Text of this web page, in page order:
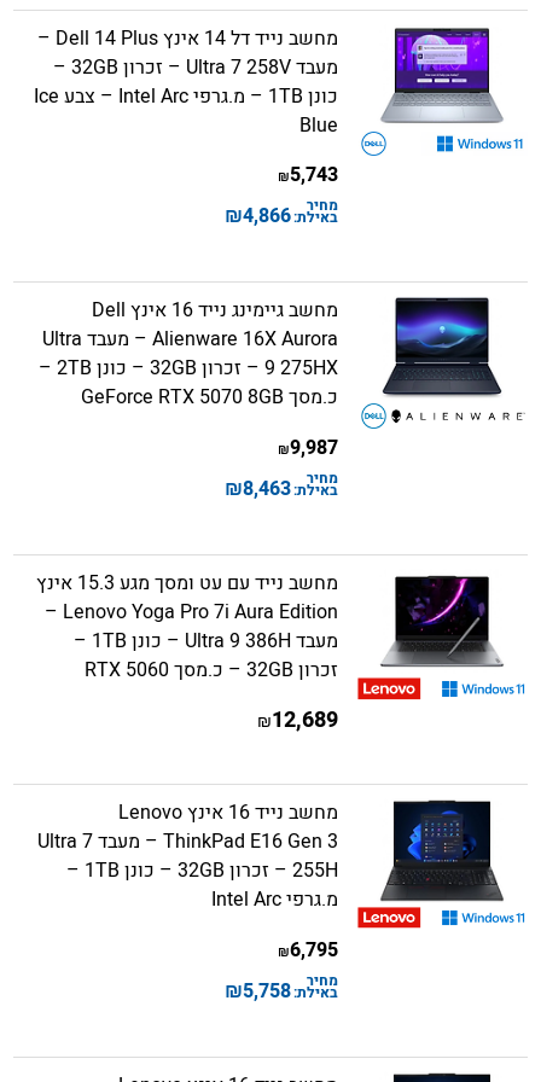
מחשב נייד דל 14 אינץ Dell 14 Plus –
מעבד Ultra 7 258V – זכרון 32GB –
כונן 1TB – מ.גרפי Intel Arc – צבע Ice
Blue
5,743
₪
מחיר
באילת:4,866
₪
מחשב גיימינג נייד 16 אינץ Dell
Alienware 16X Aurora – מעבד Ultra
9 275HX – זכרון 32GB – כונן 2TB –
כ.מסך GeForce RTX 5070 8GB
9,987
₪
מחיר
באילת:8,463
₪
מחשב נייד עם עט ומסך מגע 15.3 אינץ
Lenovo Yoga Pro 7i Aura Edition –
מעבד Ultra 9 386H – כונן 1TB –
זכרון 32GB – כ.מסך RTX 5060
12,689
₪
מחשב נייד 16 אינץ Lenovo
ThinkPad E16 Gen 3 – מעבד Ultra 7
255H – זכרון 32GB – כונן 1TB –
מ.גרפי Intel Arc
6,795
₪
מחיר
באילת:5,758
₪